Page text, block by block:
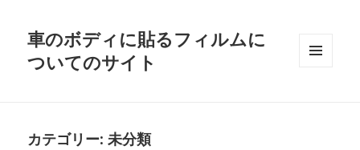
車のボディに貼るフィルムに
ついてのサイト
カテゴリー:未分類